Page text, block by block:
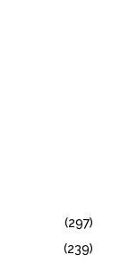
(297)
(239)